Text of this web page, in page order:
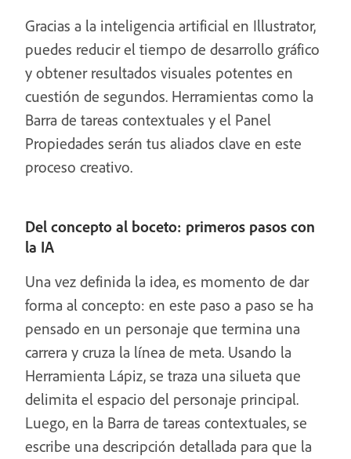
Gracias a la inteligencia artificial en Illustrator,
puedes reducir el tiempo de desarrollo gráfico
y obtener resultados visuales potentes en
cuestión de segundos. Herramientas como la
Barra de tareas contextuales y el Panel
Propiedades serán tus aliados clave en este
proceso creativo.
Del concepto al boceto: primeros pasos con
la IA
Una vez definida la idea, es momento de dar
forma al concepto: en este paso a paso se ha
pensado en un personaje que termina una
carrera y cruza la línea de meta. Usando la
Herramienta Lápiz, se traza una silueta que
delimita el espacio del personaje principal.
Luego, en la Barra de tareas contextuales, se
escribe una descripción detallada para que la